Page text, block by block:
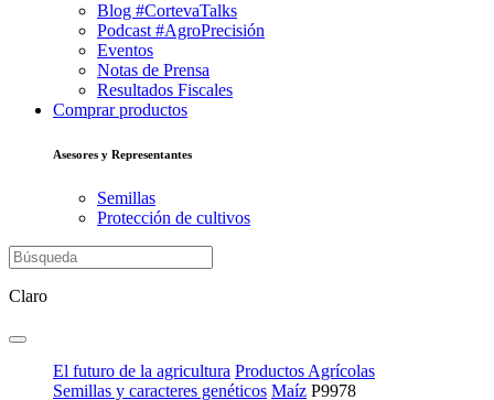
Blog #CortevaTalks
Podcast #AgroPrecisión
Eventos
Notas de Prensa
Resultados Fiscales
Comprar productos
Asesores y Representantes
Semillas
Protección de cultivos
Claro
El futuro de la agricultura Productos Agrícolas
Semillas y caracteres genéticos Maíz P9978